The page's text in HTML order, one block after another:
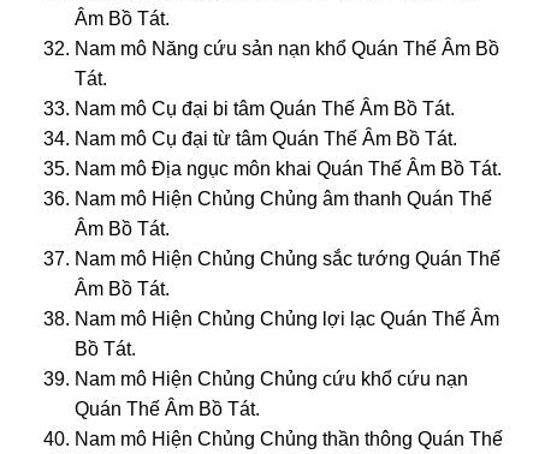
Âm Bồ Tát.
Nam mô Năng cứu sản nạn khổ Quán Thế Âm Bồ
Tát.
Nam mô Cụ đại bi tâm Quán Thế Âm Bồ Tát.
Nam mô Cụ đại từ tâm Quán Thế Âm Bồ Tát.
Nam mô Địa ngục môn khai Quán Thế Âm Bồ Tát.
Nam mô Hiện Chủng Chủng âm thanh Quán Thế
Âm Bồ Tát.
Nam mô Hiện Chủng Chủng sắc tướng Quán Thế
Âm Bồ Tát.
Nam mô Hiện Chủng Chủng lợi lạc Quán Thế Âm
Bồ Tát.
Nam mô Hiện Chủng Chủng cứu khổ cứu nạn
Quán Thế Âm Bồ Tát.
Nam mô Hiện Chủng Chủng thần thông Quán Thế